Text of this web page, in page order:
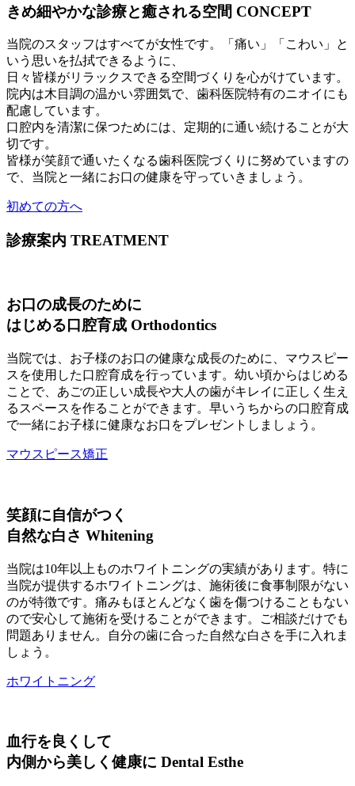
きめ細やかな診療と癒される空間 CONCEPT
当院のスタッフはすべてが女性です。「痛い」「こわい」と
いう思いを払拭できるように、
日々皆様がリラックスできる空間づくりを心がけています。
院内は木目調の温かい雰囲気で、歯科医院特有のニオイにも
配慮しています。
口腔内を清潔に保つためには、定期的に通い続けることが大
切です。
皆様が笑顔で通いたくなる歯科医院づくりに努めていますの
で、当院と一緒にお口の健康を守っていきましょう。
初めての方へ
診療案内 TREATMENT
お口の成長のために
はじめる口腔育成 Orthodontics
当院では、お子様のお口の健康な成長のために、マウスピー
スを使用した口腔育成を行っています。幼い頃からはじめる
ことで、あごの正しい成長や大人の歯がキレイに正しく生え
るスペースを作ることができます。早いうちからの口腔育成
で一緒にお子様に健康なお口をプレゼントしましょう。
マウスピース矯正
笑顔に自信がつく
自然な白さ Whitening
当院は10年以上ものホワイトニングの実績があります。特に
当院が提供するホワイトニングは、施術後に食事制限がない
のが特徴です。痛みもほとんどなく歯を傷つけることもない
ので安心して施術を受けることができます。ご相談だけでも
問題ありません。自分の歯に合った自然な白さを手に入れま
しょう。
ホワイトニング
血行を良くして
内側から美しく健康に Dental Esthe